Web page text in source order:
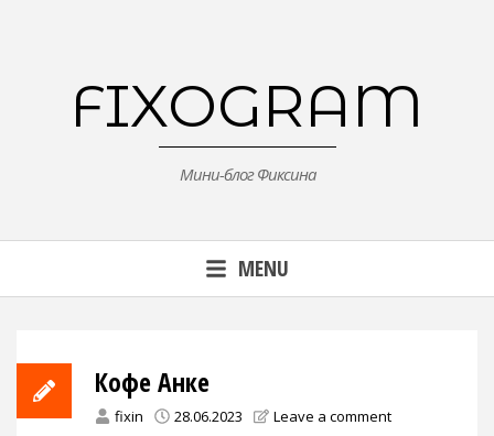
FIXOGRAM
Мини-блог Фиксина
MENU
Кофе Анке
fixin 28.06.2023 Leave a comment